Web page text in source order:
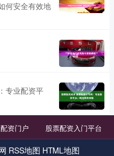
何安全有效地
专业配资平
资门户 股票配资入门平台
RSS地图 HTML地图